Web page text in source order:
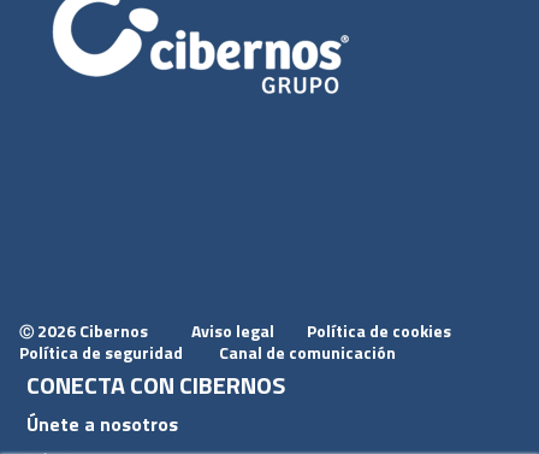
Ⓒ 2026 Cibernos Aviso legal
Política de cookies
Política de seguridad
Canal de comunicación
CONECTA CON CIBERNOS
Únete a nosotros